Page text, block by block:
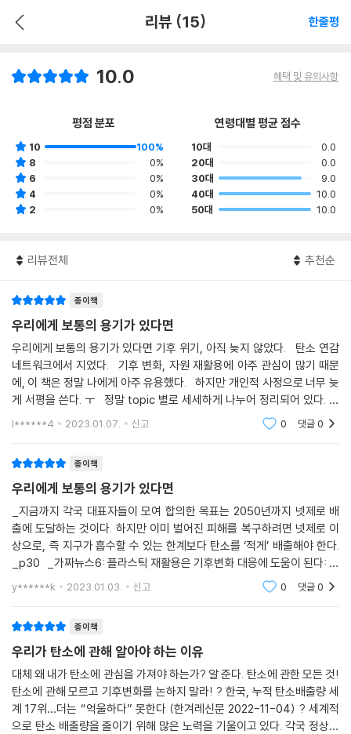
리뷰 (15) 한줄평
10.0 혜택 및 유의사항
평점 분포
10
100%
8
0%
6
0%
4
0%
2
0%
연령대별 평균 점수
10대
0.0
20대
0.0
30대
9.0
40대
10.0
50대
10.0
리뷰전체 추천순
종이책
우리에게 보통의 용기가 있다면
우리에게 보통의 용기가 있다면 기후 위기, 아직 늦지 않았다. 탄소 연감
네트워크에서 지었다. 기후 변화, 자원 재활용에 아주 관심이 많기 때문
에, 이 책은 정말 나에게 아주 유용했다. 하지만 개인적 사정으로 너무 늦
게 서평을 쓴다. ㅜ 정말 topic 별로 세세하게 나누어 정리되어 있다. 각
기 다른 분야의 전문가들의 컬럼이 실려 있으며, 그냥 문제점만
l******4 2023.01.07. 신고 0 댓글0
종이책
우리에게 보통의 용기가 있다면
_지금까지 각국 대표자들이 모여 합의한 목표는 2050년까지 넷제로 배
출에 도달하는 것이다. 하지만 이미 벌어진 피해를 복구하려면 넷제로 이
상으로, 즉 지구가 흡수할 수 있는 한계보다 탄소를 ‘적게’ 배출해야 한다.
_p30 _가짜뉴스6: 플라스틱 재활용은 기후변화 대응에 도움이 된다: 플
라스틱에 어떤 마크가 찍혀 있든 재활용되는 건 그중 9%뿐이다. 나머지는
소각되거나 매립
y******k 2023.01.03. 신고 0 댓글0
종이책
우리가 탄소에 관해 알아야 하는 이유
대체 왜 내가 탄소에 관심을 가져야 하는가? 알 준다. 탄소에 관한 모든 것!
탄소에 관해 모르고 기후변화를 논하지 말라! ? 한국, 누적 탄소배출량 세
계 17위…더는 “억울하다” 못한다 (한겨레신문 2022-11-04) ? 세계적
으로 탄소 배출량을 줄이기 위해 많은 노력을 기울이고 있다. 각국 정상들